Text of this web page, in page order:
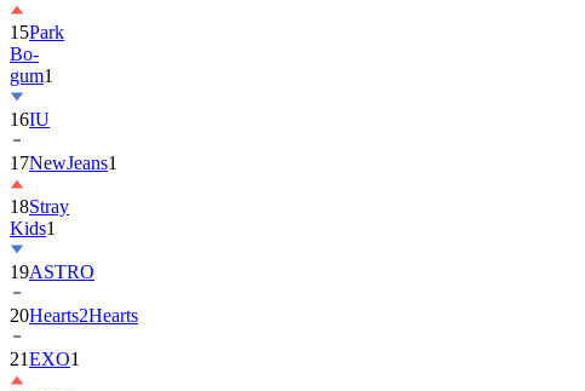
15Park
Bo-
gum1
16IU
17NewJeans1
18Stray
Kids1
19ASTRO
20Hearts2Hearts
21EXO1